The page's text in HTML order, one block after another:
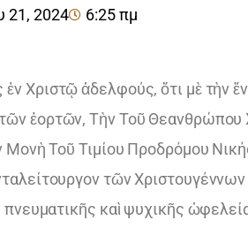
21, 2024 6:25 πμ
Χριστῷ ἀδελφούς, ὅτι μὲ τὴν
ἑορτῶν, Τὴν Τοῦ Θεανθρώπου
Μονὴ Τοῦ Τιμίου Προδρόμου
τῶν
πνευματικῆς καὶ ψυχικῆς